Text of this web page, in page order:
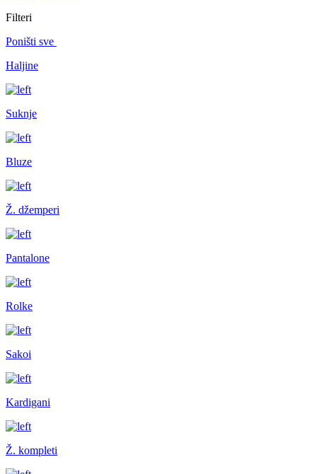
Filteri
Poništi sve
Haljine
Suknje
Bluze
Ž. džemperi
Pantalone
Rolke
Sakoi
Kardigani
Ž. kompleti